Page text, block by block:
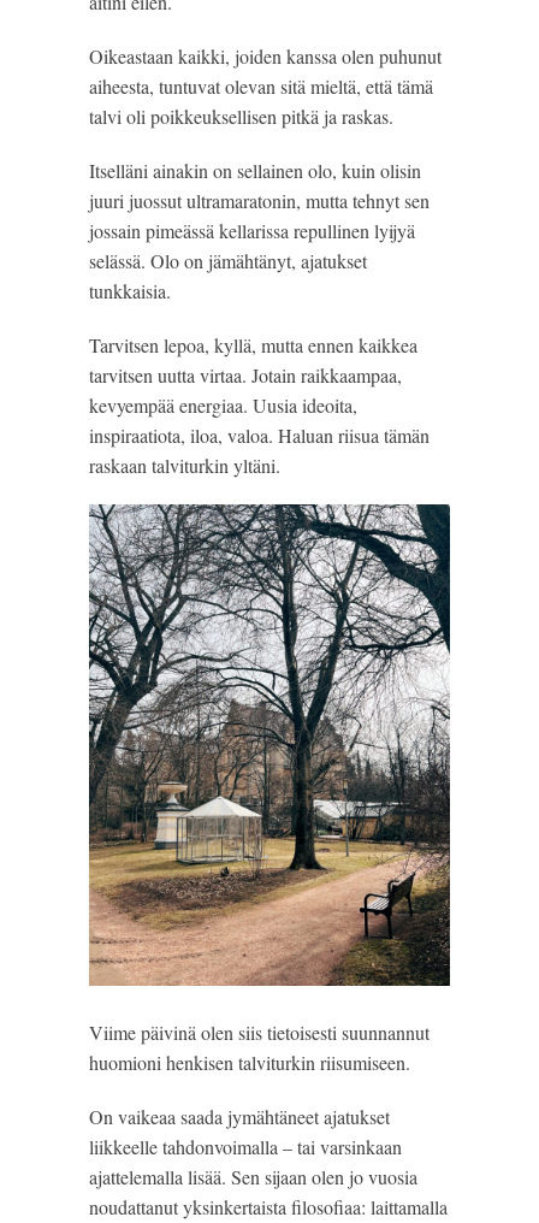
Oikeastaan kaikki, joiden kanssa olen puhunut
aiheesta, tuntuvat olevan sitä mieltä, että tämä
talvi oli poikkeuksellisen pitkä ja raskas.
Itselläni ainakin on sellainen olo, kuin olisin
juuri juossut ultramaratonin, mutta tehnyt sen
jossain pimeässä kellarissa repullinen lyijyä
selässä. Olo on jämähtänyt, ajatukset
tunkkaisia.
Tarvitsen lepoa, kyllä, mutta ennen kaikkea
tarvitsen uutta virtaa. Jotain raikkaampaa,
kevyempää energiaa. Uusia ideoita,
inspiraatiota, iloa, valoa. Haluan riisua tämän
raskaan talviturkin yltäni.
Viime päivinä olen siis tietoisesti suunnannut
huomioni henkisen talviturkin riisumiseen.
On vaikeaa saada jymähtäneet ajatukset
liikkeelle tahdonvoimalla – tai varsinkaan
ajattelemalla lisää. Sen sijaan olen jo vuosia
noudattanut yksinkertaista filosofiaa: laittamalla